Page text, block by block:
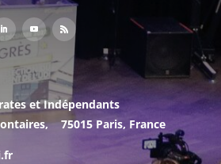
et Indépendants
75015 Paris, France